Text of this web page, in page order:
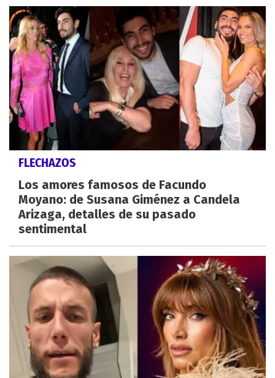
FLECHAZOS
Los amores famosos de Facundo
Moyano: de Susana Giménez a Candela
Arizaga, detalles de su pasado
sentimental